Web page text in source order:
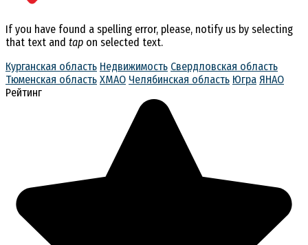
If you have found a spelling error, please, notify us by selecting
that text and tap on selected text.
Курганская область Недвижимость Свердловская область
Тюменская область ХМАО Челябинская область Югра ЯНАО
Рейтинг